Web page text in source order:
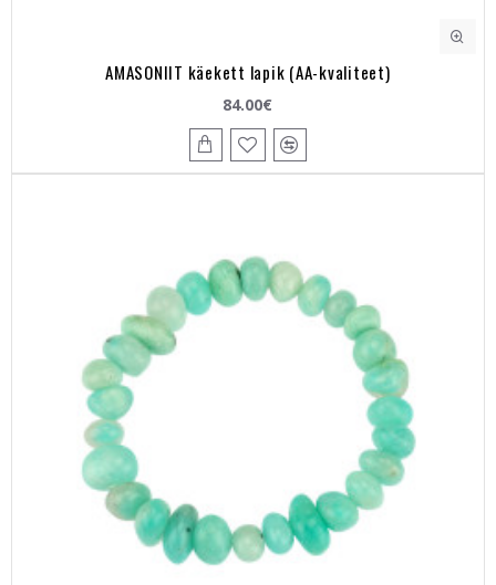
AMASONIIT käekett lapik (AA-kvaliteet)
84.00€